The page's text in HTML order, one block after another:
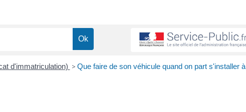
d'immatriculation) > Que faire de son véhicule quand on part s'installer à